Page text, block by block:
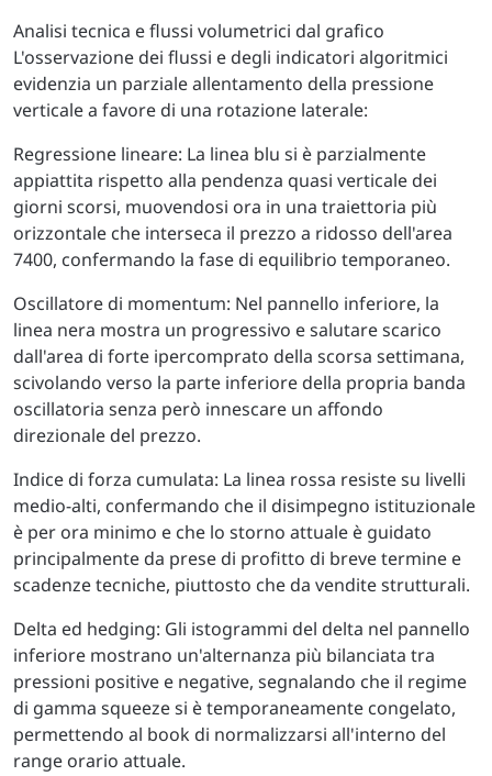
Analisi tecnica e flussi volumetrici dal grafico
L'osservazione dei flussi e degli indicatori algoritmici
evidenzia un parziale allentamento della pressione
verticale a favore di una rotazione laterale:
Regressione lineare: La linea blu si è parzialmente
appiattita rispetto alla pendenza quasi verticale dei
giorni scorsi, muovendosi ora in una traiettoria più
orizzontale che interseca il prezzo a ridosso dell'area
7400, confermando la fase di equilibrio temporaneo.
Oscillatore di momentum: Nel pannello inferiore, la
linea nera mostra un progressivo e salutare scarico
dall'area di forte ipercomprato della scorsa settimana,
scivolando verso la parte inferiore della propria banda
oscillatoria senza però innescare un affondo
direzionale del prezzo.
Indice di forza cumulata: La linea rossa resiste su livelli
medio-alti, confermando che il disimpegno istituzionale
è per ora minimo e che lo storno attuale è guidato
principalmente da prese di profitto di breve termine e
scadenze tecniche, piuttosto che da vendite strutturali.
Delta ed hedging: Gli istogrammi del delta nel pannello
inferiore mostrano un'alternanza più bilanciata tra
pressioni positive e negative, segnalando che il regime
di gamma squeeze si è temporaneamente congelato,
permettendo al book di normalizzarsi all'interno del
range orario attuale.